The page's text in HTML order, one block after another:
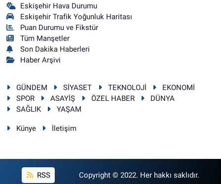
Eskişehir Hava Durumu
Eskişehir Trafik Yoğunluk Haritası
Puan Durumu ve Fikstür
Tüm Manşetler
Son Dakika Haberleri
Haber Arşivi
GÜNDEM SİYASET TEKNOLOJİ
EKONOMİ
SPOR
ASAYİŞ ÖZEL HABER
DÜNYA
SAĞLIK
YAŞAM
Künye İletişim
RSS Copyright © 2022. Her hakkı saklıdır.